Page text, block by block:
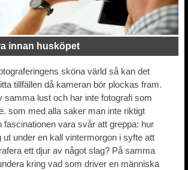
innan husköpet
sköna värld så kan det
tillfällen då kameran bör plockas fram.
samma lust och har inte fotografi som
som med alla saker man inte riktigt
fascinationen vara svår att greppa: hur
ut under en kall vintermorgon i syfte att
ett djur av något slag? På samma
kring vad som driver en människa